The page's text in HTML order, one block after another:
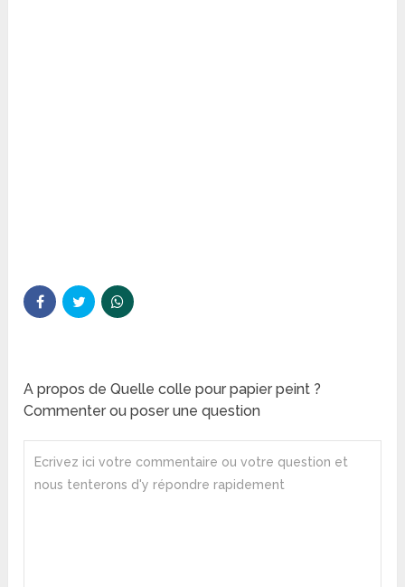
A propos de Quelle colle pour papier peint ?
Commenter ou poser une question